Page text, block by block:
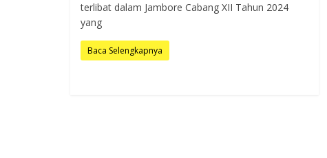
terlibat dalam Jambore Cabang XII Tahun 2024
yang
Baca Selengkapnya